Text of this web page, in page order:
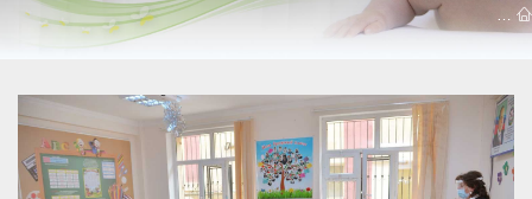
خانه و خانواده کودک و نوجوان آموزش و پرورش سنتی و